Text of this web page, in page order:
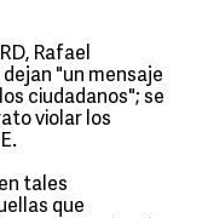
Rafael
"un mensaje
ciudadanos"; se
violar los
tales
que